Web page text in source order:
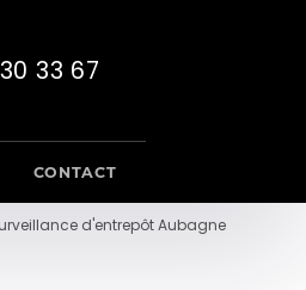
33 67
CONTACT
d'entrepôt Aubagne